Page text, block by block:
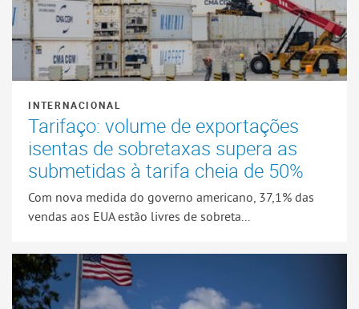
INTERNACIONAL
Tarifaço: volume de exportações
isentas de sobretaxas supera as
submetidas à tarifa cheia de 50%
Com nova medida do governo americano, 37,1% das
vendas aos EUA estão livres de sobreta...